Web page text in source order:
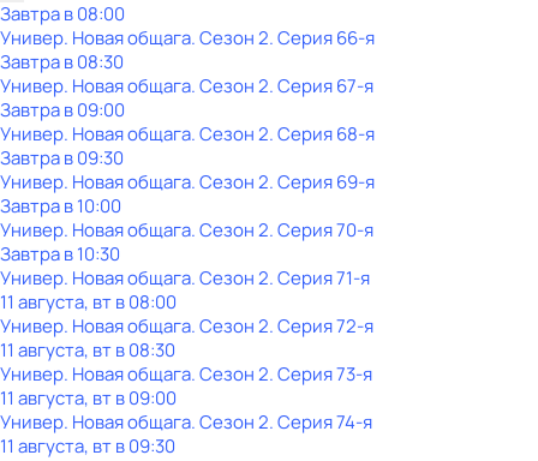
Завтра в 08:00
Универ. Новая общага. Сезон 2. Серия 66-я
Завтра в 08:30
Универ. Новая общага. Сезон 2. Серия 67-я
Завтра в 09:00
Универ. Новая общага. Сезон 2. Серия 68-я
Завтра в 09:30
Универ. Новая общага. Сезон 2. Серия 69-я
Завтра в 10:00
Универ. Новая общага. Сезон 2. Серия 70-я
Завтра в 10:30
Универ. Новая общага. Сезон 2. Серия 71-я
11 августа, вт в 08:00
Универ. Новая общага. Сезон 2. Серия 72-я
11 августа, вт в 08:30
Универ. Новая общага. Сезон 2. Серия 73-я
11 августа, вт в 09:00
Универ. Новая общага. Сезон 2. Серия 74-я
11 августа, вт в 09:30